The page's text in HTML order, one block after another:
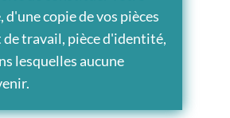
copie de vos pièces
travail, pièce d'identité,
lesquelles aucune